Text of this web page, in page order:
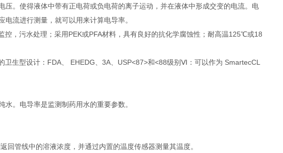
。使得液体中带有正电荷或负电荷的离子运动，并在液体中形成交变的电流。电
流进行测量，就可以用来计算电导率。
，污水处理；采用PEK或PFA材料，具有良好的抗化学腐蚀性；耐高温125℃或18
生型设计：FDA、 EHEDG、3A、USP<87>和<88级别Ⅵ：可以作为 SmartecCL
。电导率是监测制药用水的重要参数。
管线中的溶液浓度，并通过内置的温度传感器测量其温度。